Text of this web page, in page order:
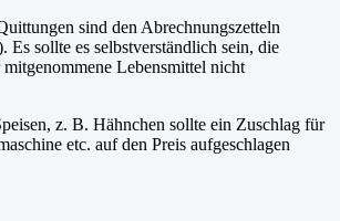
sind den Abrechnungszetteln
Es sollte es selbstverständlich sein, die
Lebensmittel nicht
z. B. Hähnchen sollte ein Zuschlag für
etc. auf den Preis aufgeschlagen